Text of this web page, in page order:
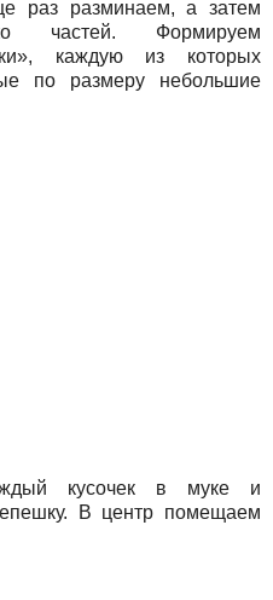
раз разминаем, а затем
частей. Формируем
каждую из которых
по размеру небольшие
кусочек в муке и
В центр помещаем